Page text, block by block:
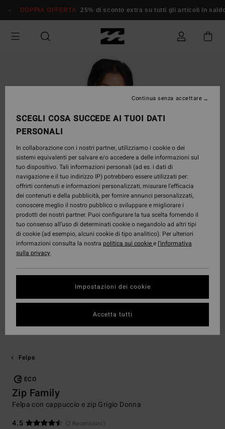
alle
prodotto
DOPPIA OFFERTA 25% di sconto extra su tutti gli articoli in
Felpe
ECO
Zip Family
Felpa con cappuccio e zip Grigio Donna
4.5
(2 Recensioni)
SCEGLI COSA SUCCEDE AI TUOI DATI
PERSONALI
In collaborazione con i nostri partner, utilizziamo i cookie o dei
sistemi equivalenti per salvare e/o accedere a delle informazioni sul
tuo dispositivo. Tali informazioni personali (ad es. i dati di
navigazione e il tuo indirizzo IP) potrebbero essere utilizzati per:
offrirti contenuti e informazioni personalizzati, misurare l’efficacia
dei contenuti e della pubblicità, per fornire annunci personalizzati,
conoscere meglio il nostro pubblico o sviluppare e migliorare i
prodotti dei nostri partner. Puoi configurare la tua scelta fornendo il
tuo consenso all’uso di determinati cookie o negandolo ad altri tipi
di cookie (ad esempio, alcuni cookie di tipo analitico). Per ulteriori
informazioni consulta la nostra politica sui cookiee l'informativa
sulla privacy.
Impostazioni dei cookie
Continua senza accettare
Accetta tutti